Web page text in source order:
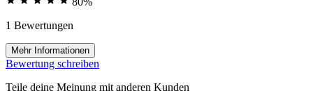
1 Bewertungen
Mehr Informationen
Bewertung schreiben
Teile deine Meinung mit anderen Kunden